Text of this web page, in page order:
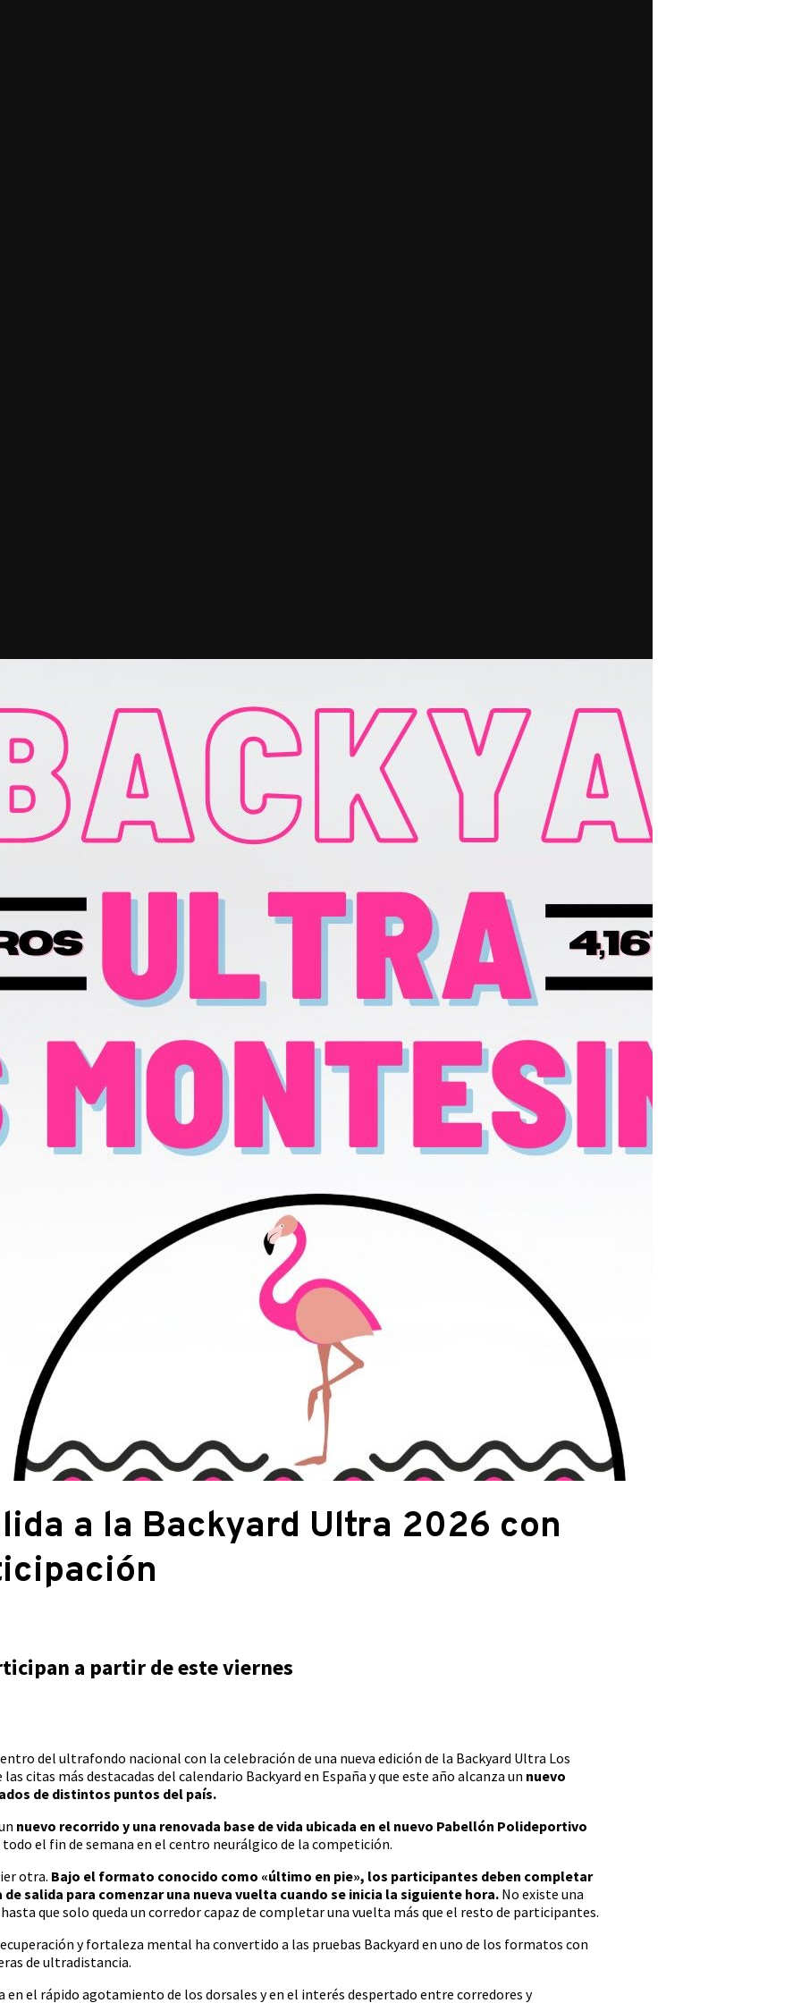
a la Backyard Ultra 2026 con
a partir de este viernes
del ultrafondo nacional con la celebración de una nueva edición de la Backyard Ultra Los
citas más destacadas del calendario Backyard en España y que este año alcanza un nuevo
de distintos puntos del país.
nuevo recorrido y una renovada base de vida ubicada en el nuevo Pabellón Polideportivo
el fin de semana en el centro neurálgico de la competición.
otra. Bajo el formato conocido como «último en pie», los participantes deben completar
salida para comenzar una nueva vuelta cuando se inicia la siguiente hora. No existe una
que solo queda un corredor capaz de completar una vuelta más que el resto de participantes.
y fortaleza mental ha convertido a las pruebas Backyard en uno de los formatos con
de ultradistancia.
el rápido agotamiento de los dorsales y en el interés despertado entre corredores y